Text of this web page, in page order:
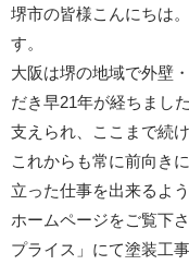
堺市の皆様こんにちは
す。
大阪は堺の地域で外壁
だき早21年が経ちまし
支えられ、ここまで続
これからも常に前向き
立った仕事を出来るよ
ホームページをご覧下
プライス」にて塗装工